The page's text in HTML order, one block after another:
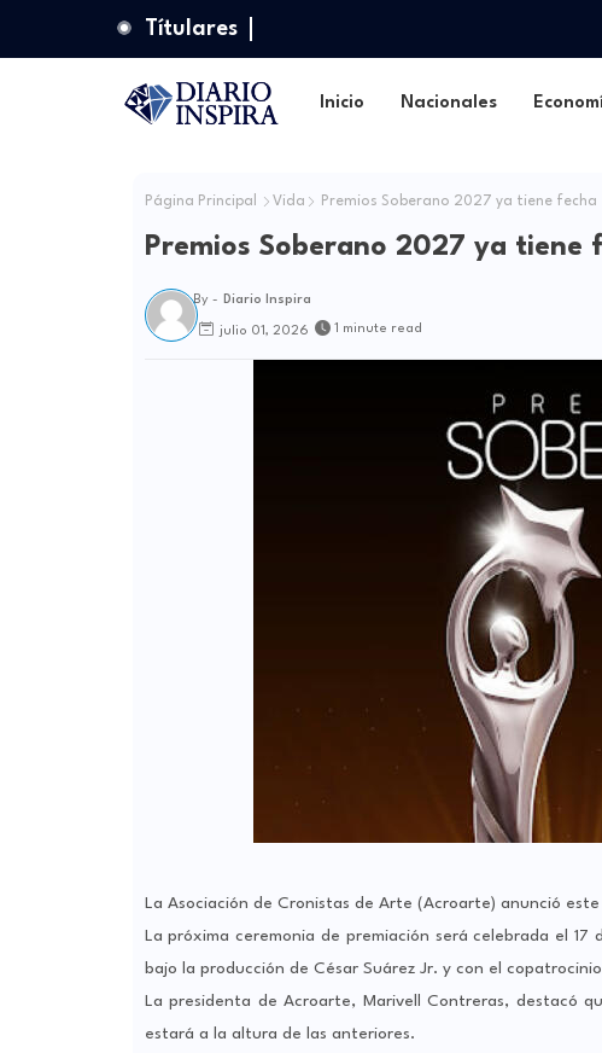
Títulares
Inicio Nacionales
Página Principal Vida Premios Soberano 2027 ya tiene fecha
Premios Soberano 2027 ya tiene
By - Diario Inspira
julio 01, 2026 1 minute read
La Asociación de Cronistas de Arte (Acroarte) anunció
La próxima ceremonia de premiación será celebrada el
bajo la producción de César Suárez Jr. y con el
La presidenta de Acroarte, Marivell Contreras, destacó
estará a la altura de las anteriores.